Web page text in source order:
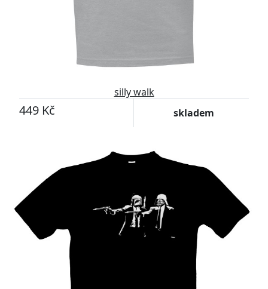
silly walk
449 Kč skladem